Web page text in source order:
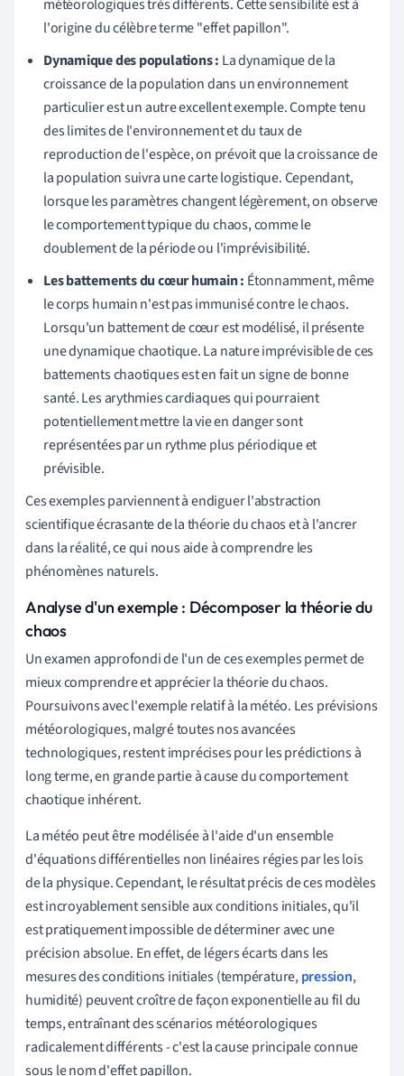
météorologiques très différents. Cette sensibilité est à
l'origine du célèbre terme "effet papillon".
Dynamique des populations : La dynamique de la
croissance de la population dans un environnement
particulier est un autre excellent exemple. Compte tenu
des limites de l'environnement et du taux de
reproduction de l'espèce, on prévoit que la croissance de
la population suivra une carte logistique. Cependant,
lorsque les paramètres changent légèrement, on observe
le comportement typique du chaos, comme le
doublement de la période ou l'imprévisibilité.
Les battements du cœur humain : Étonnamment, même
le corps humain n'est pas immunisé contre le chaos.
Lorsqu'un battement de cœur est modélisé, il présente
une dynamique chaotique. La nature imprévisible de ces
battements chaotiques est en fait un signe de bonne
santé. Les arythmies cardiaques qui pourraient
potentiellement mettre la vie en danger sont
représentées par un rythme plus périodique et
prévisible.
Ces exemples parviennent à endiguer l'abstraction
scientifique écrasante de la théorie du chaos et à l'ancrer
dans la réalité, ce qui nous aide à comprendre les
phénomènes naturels.
Analyse d'un exemple : Décomposer la théorie du
chaos
Un examen approfondi de l'un de ces exemples permet de
mieux comprendre et apprécier la théorie du chaos.
Poursuivons avec l'exemple relatif à la météo. Les prévisions
météorologiques, malgré toutes nos avancées
technologiques, restent imprécises pour les prédictions à
long terme, en grande partie à cause du comportement
chaotique inhérent.
La météo peut être modélisée à l'aide d'un ensemble
d'équations différentielles non linéaires régies par les lois
de la physique. Cependant, le résultat précis de ces modèles
est incroyablement sensible aux conditions initiales, qu'il
est pratiquement impossible de déterminer avec une
précision absolue. En effet, de légers écarts dans les
mesures des conditions initiales (température,pression,
humidité) peuvent croître de façon exponentielle au fil du
temps, entraînant des scénarios météorologiques
radicalement différents - c'est la cause principale connue
sous le nom d'effet papillon.